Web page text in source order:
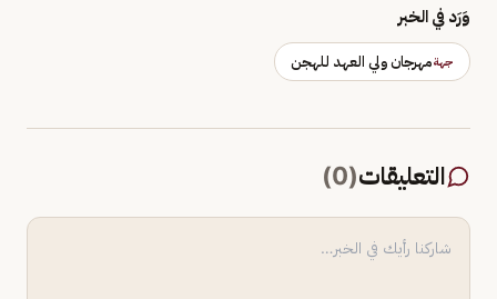
وَرَد في الخبر
جهةمهرجان ولي العهد للهجن
التعليقات(
0
)